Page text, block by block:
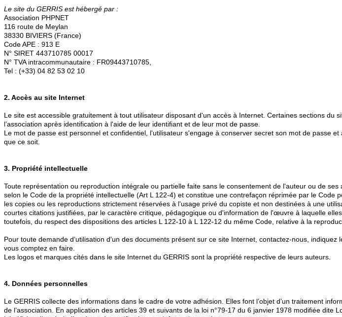
Le site du GERRIS est hébergé par :
Association PHPNET
116 route de Meylan
38330 BIVIERS (France)
Code APE : 913 E
N° SIRET 443710785 00017
N° TVA intracommunautaire : FR09443710785,
Tel : (+33) 04 82 53 02 10
2. Accès au site Internet
Le site est accessible gratuitement à tout utilisateur disposant d'un accès à Internet. Certaines sections du
l’association après identification à l'aide de leur identifiant et de leur mot de passe.
Le mot de passe est personnel et confidentiel, l'utilisateur s'engage à conserver secret son mot de passe
que ce soit.
3. Propriété intellectuelle
Toute représentation ou reproduction intégrale ou partielle faite sans le consentement de l'auteur ou de
selon le Code de la propriété intellectuelle (Art L 122-4) et constitue une contrefaçon réprimée par le Code
les copies ou les reproductions strictement réservées à l'usage privé du copiste et non destinées à une
courtes citations justifiées, par le caractère critique, pédagogique ou d'information de l'œuvre à laquelle
toutefois, du respect des dispositions des articles L 122-10 à L 122-12 du même Code, relative à la
Pour toute demande d’utilisation d’un des documents présent sur ce site Internet, contactez-nous, indiquez
vous comptez en faire.
Les logos et marques cités dans le site Internet du GERRIS sont la propriété respective de leurs auteurs.
4. Données personnelles
Le GERRIS collecte des informations dans le cadre de votre adhésion. Elles font l’objet d’un traitement
de l’association. En application des articles 39 et suivants de la loi n°79-17 du 6 janvier 1978 modifiée dite